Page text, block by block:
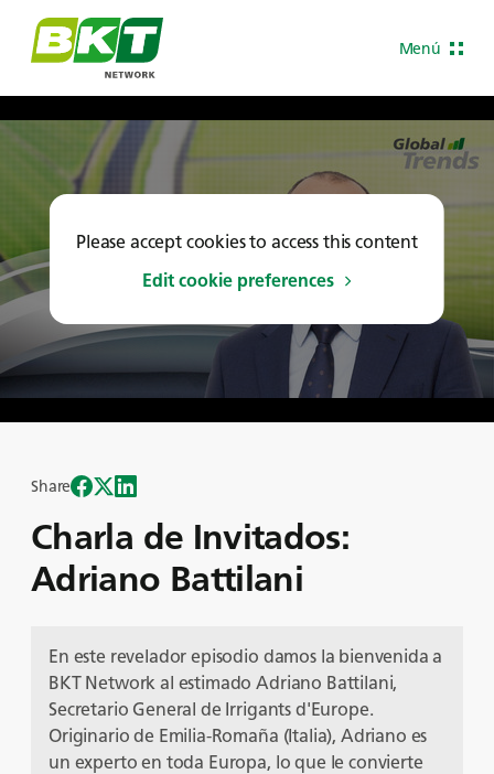
Menú
Please accept cookies to access this content
Edit cookie preferences
Charla de Invitados:
Adriano Battilani
Share
En este revelador episodio damos la bienvenida a
BKT Network al estimado Adriano Battilani,
Secretario General de Irrigants d'Europe.
Originario de Emilia-Romaña (Italia), Adriano es
un experto en toda Europa, lo que le convierte